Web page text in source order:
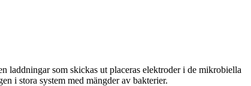
laddningar som skickas ut placeras elektroder i de mikrobiella
i stora system med mängder av bakterier.